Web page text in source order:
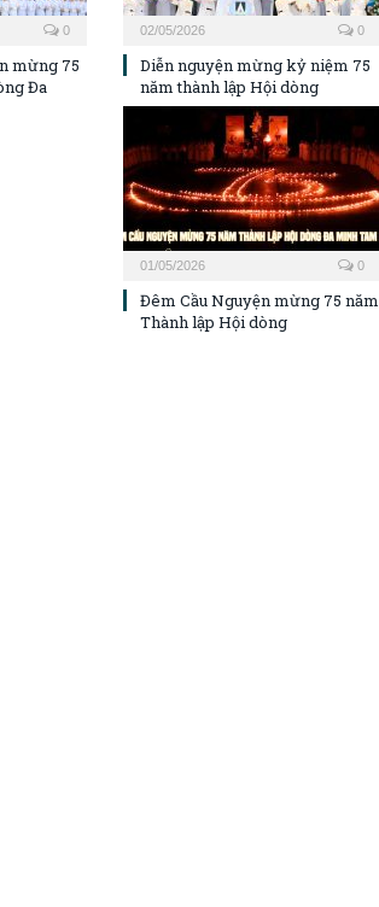
0
mừng 75
Đa
02/05/2026 0
Diễn nguyện mừng kỷ niệm 75
năm thành lập Hội dòng
01/05/2026 0
Đêm Cầu Nguyện mừng 75 năm
Thành lập Hội dòng